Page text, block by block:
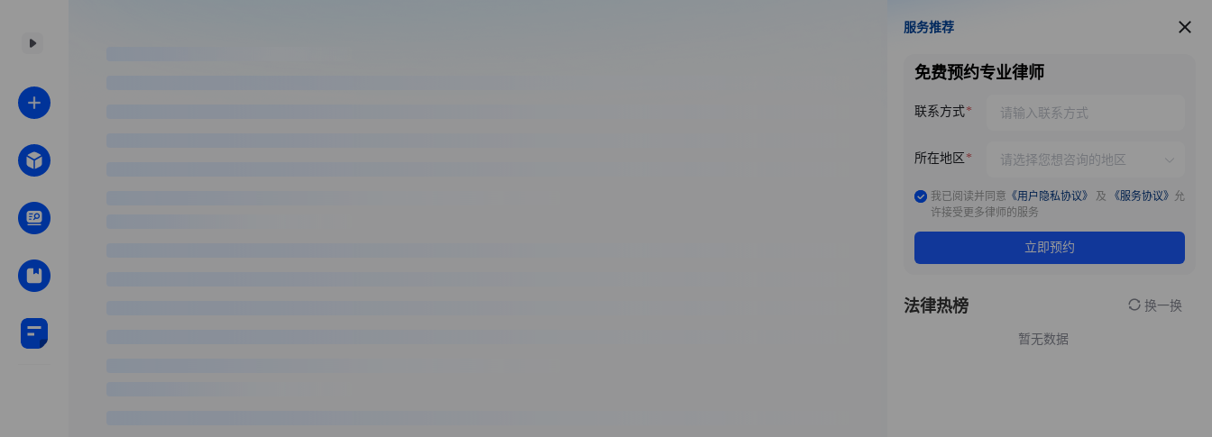
服务推荐
服务推荐
免费预约专业律师
联系方式
所在地区
我已阅读并同意 《用户隐私协议》 及 《服务协议》 允
许接受更多律师的服务
立即预约
法律热榜 换一换
暂无数据